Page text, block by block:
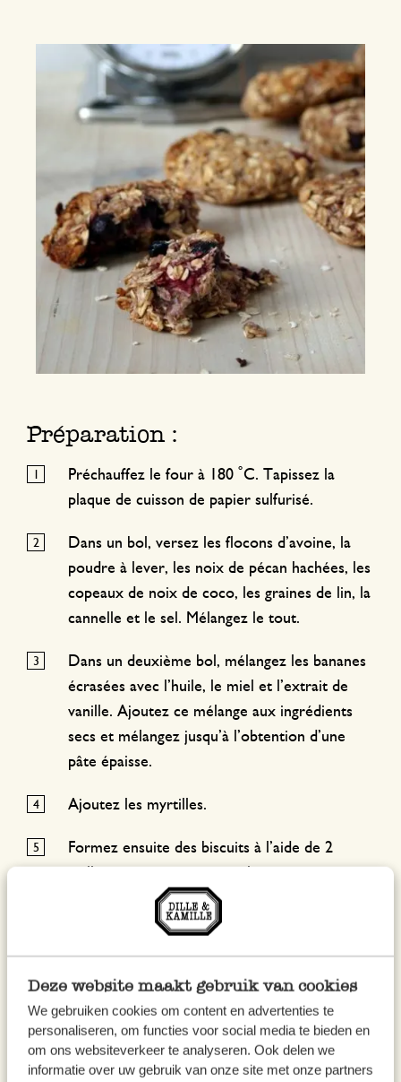
Deze website maakt gebruik van cookies
We gebruiken cookies om content en advertenties te
personaliseren, om functies voor social media te bieden en
om ons websiteverkeer te analyseren. Ook delen we
informatie over uw gebruik van onze site met onze partners
Préparation :
Préchauffez le four à 180 ˚C. Tapissez la
plaque de cuisson de papier sulfurisé.
Dans un bol, versez les flocons d’avoine, la
poudre à lever, les noix de pécan hachées, les
copeaux de noix de coco, les graines de lin, la
cannelle et le sel. Mélangez le tout.
Dans un deuxième bol, mélangez les bananes
écrasées avec l’huile, le miel et l’extrait de
vanille. Ajoutez ce mélange aux ingrédients
secs et mélangez jusqu’à l’obtention d’une
pâte épaisse.
Ajoutez les myrtilles.
Formez ensuite des biscuits à l’aide de 2
coller aux cuillères, trempez-les dans un peu
sur la plaque de cuisson. Veillez à laisser un
peu d’espace entre les biscuits !
Enfournez les biscuits pendant environ 20 à